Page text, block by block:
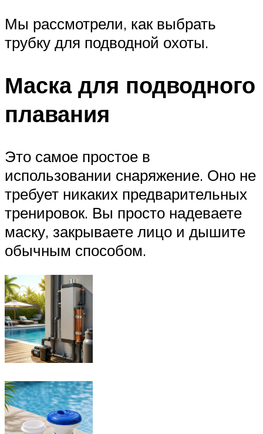
Мы рассмотрели, как выбрать
трубку для подводной охоты.
Маска для подводного
плавания
Это самое простое в
использовании снаряжение. Оно не
требует никаких предварительных
тренировок. Вы просто надеваете
маску, закрываете лицо и дышите
обычным способом.